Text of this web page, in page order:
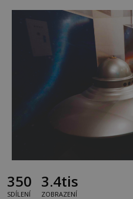
350
SDÍLENÍ
3.4tis
ZOBRAZENÍ